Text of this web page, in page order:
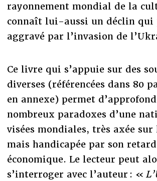
rayonnement mondial de la
connaît lui-aussi un déclin qui
aggravé par l’invasion de
Ce livre qui s’appuie sur des
diverses (référencées dans 80
en annexe) permet
nombreux paradoxes d’une
visées mondiales, très axée
mais handicapée par son retard
économique. Le lecteur peut
s’interroger avec l’auteur : «